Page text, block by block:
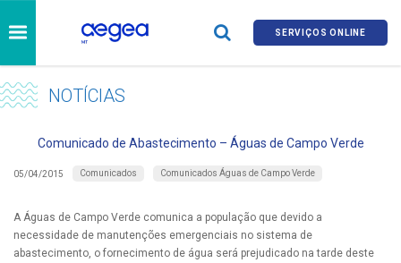
SERVIÇOS ONLINE
NOTÍCIAS
Comunicado de Abastecimento – Águas de Campo Verde
05/04/2015 Comunicados Comunicados Águas de Campo Verde
A Águas de Campo Verde comunica a população que devido a
necessidade de manutenções emergenciais no sistema de
abastecimento, o fornecimento de água será prejudicado na tarde deste